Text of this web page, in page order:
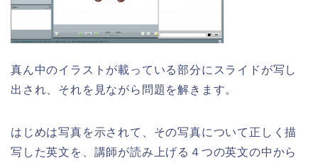
真ん中のイラストが載っている部分にスライドが写し
出され、それを見ながら問題を解きます。
はじめは写真を示されて、その写真について正しく描
写した英文を、講師が読み上げる４つの英文の中から